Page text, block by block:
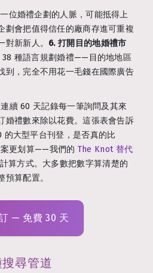
一位婚禮企劃的人脈，可能抵得上
劃會把值得信任的廠商存進可重複
新新人。 6. 打開目的地婚禮市
38 種語言規劃婚禮——目的地地區
到，完全不用花一毛錢在國際廣告
連續 60 天記錄每一筆詢問及其來
婚禮數來除以花費。這張表會告訴
大型平台刊登，是否真的比
更划算——我們的 The Knot 替代
算方式。大多數把數字算清楚的
算配置。
— 免費 30 天
尋管道